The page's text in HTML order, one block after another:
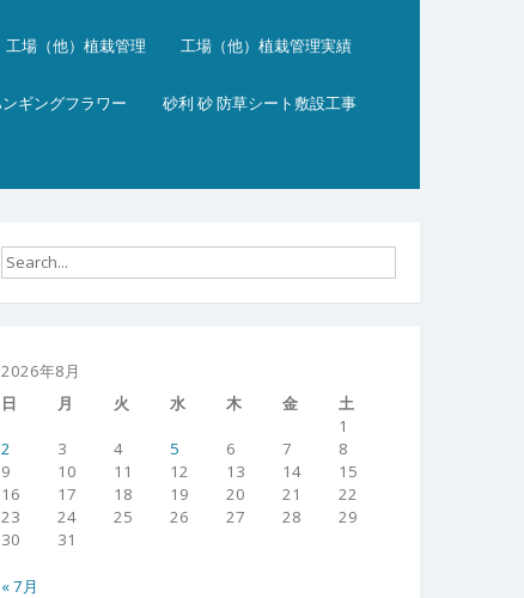
工場（他）植栽管理 工場（他）植栽管理実績
ギングフラワー 砂利 砂 防草シート敷設工事
2026年8月
日
月 火 水 木 金
土
1
2
3 4 5 6 7
8
9
10 11 12 13 14
15
16
17 18 19 20 21
22
23
24 25 26 27 28
29
30
31
« 7月